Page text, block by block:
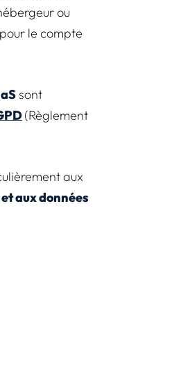
ou
le compte
sont
(Règlement
aux
aux données